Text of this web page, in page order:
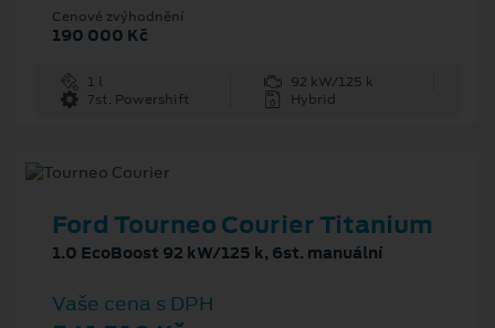
Cenové zvýhodnění
190 000 Kč
1 l
92 kW/125 k
7st. Powershift
Hybrid
Ford Tourneo Courier Titanium
1.0 EcoBoost 92 kW/125 k, 6st. manuální
Vaše cena s DPH